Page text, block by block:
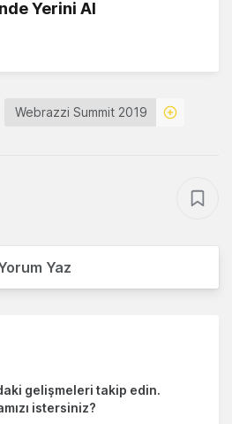
Yerini Al
Webrazzi Summit 2019
Yaz
gelişmeleri takip edin.
istersiniz?